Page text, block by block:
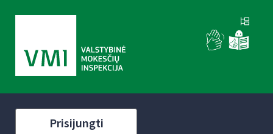
Prisijungti